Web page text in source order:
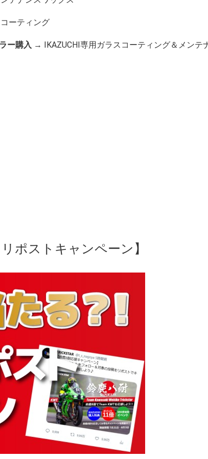
ーティング
ー購入 → IKAZUCHI専用ガラスコーティング＆メンテ
ポストキャンペーン】